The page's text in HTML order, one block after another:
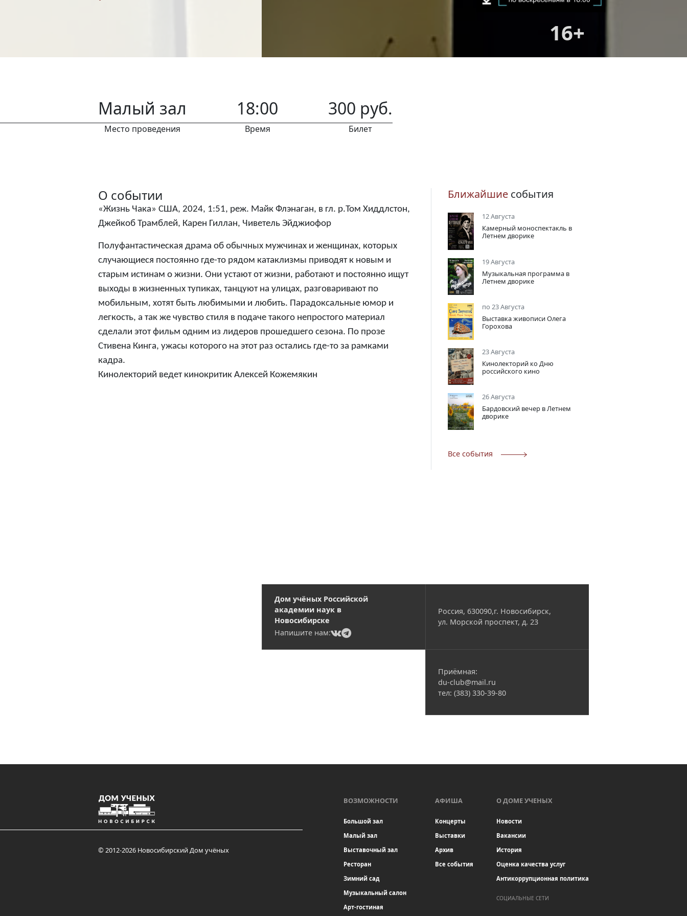
Новости
Наука
О Доме учёных
16+
Малый зал
Место проведения
18:00
Время
300 руб.
Билет
О событии
«Жизнь Чака» США, 2024, 1:51, реж. Майк Флэнаган, в гл. р.Том Хиддлстон,
Джейкоб Трамблей, Карен Гиллан, Чиветель Эйджиофор
Полуфантастическая драма об обычных мужчинах и женщинах, которых
случающиеся постоянно где-то рядом катаклизмы приводят к новым и
старым истинам о жизни. Они устают от жизни, работают и постоянно ищут
выходы в жизненных тупиках, танцуют на улицах, разговаривают по
мобильным, хотят быть любимыми и любить. Парадоксальные юмор и
легкость, а так же чувство стиля в подаче такого непростого материал
сделали этот фильм одним из лидеров прошедшего сезона. По прозе
Стивена Кинга, ужасы которого на этот раз остались где-то за рамками
кадра.
Кинолекторий ведет кинокритик Алексей Кожемякин
Ближайшие события
12 Августа
Камерный моноспектакль в
Летнем дворике
19 Августа
Музыкальная программа в
Летнем дворике
по 23 Августа
Выставка живописи Олега
Горохова
23 Августа
Кинолекторий ко Дню
российского кино
26 Августа
Бардовский вечер в Летнем
дворике
Все события
Дом учёных Российской
академии наук в
Новосибирске
Напишите нам:
(current)
(current)
Россия, 630090,г. Новосибирск,
ул. Морской проспект, д. 23
Приёмная:
du-club@mail.ru
тел: (383) 330-39-80
© 2012-2026 Новосибирский Дом учёных
ВОЗМОЖНОСТИ
Большой зал
Малый зал
Выставочный зал
Ресторан
Зимний сад
Музыкальный салон
Арт-гостиная
АФИША
Концерты
Выставки
Архив
Все события
О ДОМЕ УЧЕНЫХ
Новости
Вакансии
История
Оценка качества услуг
Антикоррупционная политика
СОЦИАЛЬНЫЕ СЕТИ